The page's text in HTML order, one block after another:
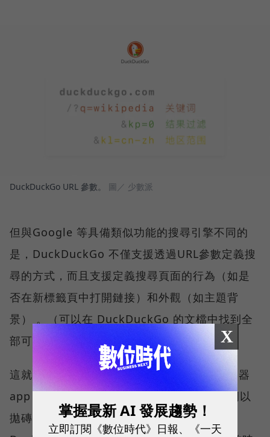
DuckDuckGo URL 參數。 圖／ 少數派
但與Google 等具備類似功能的搜尋引擎不同的
是，DuckDuckGo 不僅支援透過URL參數定義搜
尋的方式，而且支援定義搜尋頁面的行為（如是
否在新標籤頁中打開鏈接）和外觀（如主題背
景） 。（可以在 DuckDuckGo 的文檔中找到全
部可用的參數。）
這就進一步提高了使用自定義搜尋引擎或啟動器
app 調用 DuckDuckGo 時的靈活性。舉一例以
拋磚引玉：使用iOS上的Workflow調用
X
掌握最新 AI 發展趨勢！
立即訂閱《數位時代》日報、《一天